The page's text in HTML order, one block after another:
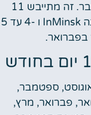
ובמחצית הראשונה של אוקטובר. זה מתייבש 11
ימים בחודש ו -2 עד 3 ימים בשנה InMinsk ו -4 עד 5
בפברואר.
ספטמבר,
פברואר, מרץ,